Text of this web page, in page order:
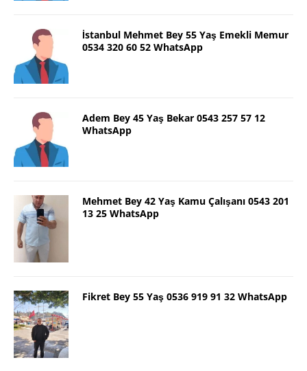
İstanbul Mehmet Bey 55 Yaş Emekli Memur
0534 320 60 52 WhatsApp
Adem Bey 45 Yaş Bekar 0543 257 57 12
WhatsApp
Mehmet Bey 42 Yaş Kamu Çalışanı 0543 201
13 25 WhatsApp
Fikret Bey 55 Yaş 0536 919 91 32 WhatsApp